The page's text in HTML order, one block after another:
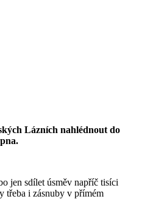
Lázních nahlédnout do
jen sdílet úsměv napříč tisíci
třeba i zásnuby v přímém